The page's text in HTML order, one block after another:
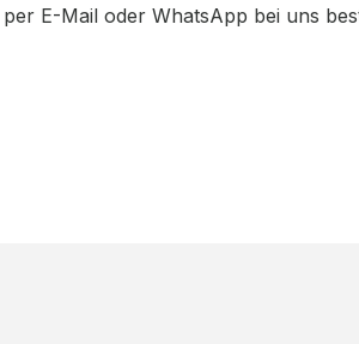
E-Mail oder WhatsApp bei uns